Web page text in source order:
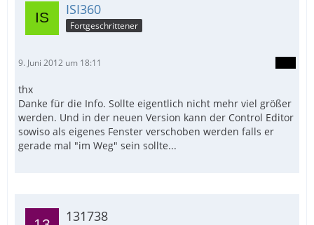
ISI360
Fortgeschrittener
9. Juni 2012 um 18:11
thx
Danke für die Info. Sollte eigentlich nicht mehr viel größer
werden. Und in der neuen Version kann der Control Editor
sowiso als eigenes Fenster verschoben werden falls er
gerade mal "im Weg" sein sollte...
131738